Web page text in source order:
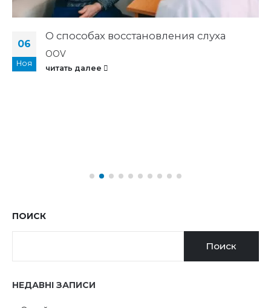
06
Ноя
О способах восстановления слуха
OOV
читать далее
ПОИСК
Поиск
НЕДАВНІ ЗАПИСИ